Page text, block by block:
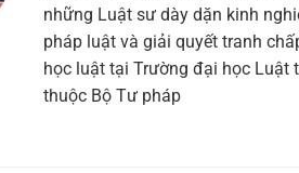
những Luật sư dày dặn kinh
pháp luật và giải quyết tranh
học luật tại Trường đại học Luật
thuộc Bộ Tư pháp